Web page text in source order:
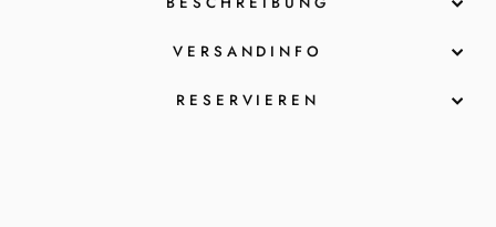
VERSANDINFO
RESERVIEREN